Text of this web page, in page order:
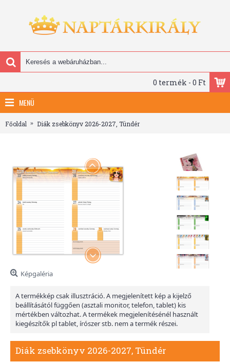
0 termék - 0 Ft
MENÜ
Főoldal Diák zsebkönyv 2026-2027, Tündér
Képgaléria
A termékkép csak illusztráció. A megjelenített kép a kijelző
beállításától függően (asztali monitor, telefon, tablet) kis
mértékben változhat. A termékek megjelenítésénél használt
kiegészítők pl tablet, írószer stb. nem a termék részei.
Diák zsebkönyv 2026-2027, Tündér